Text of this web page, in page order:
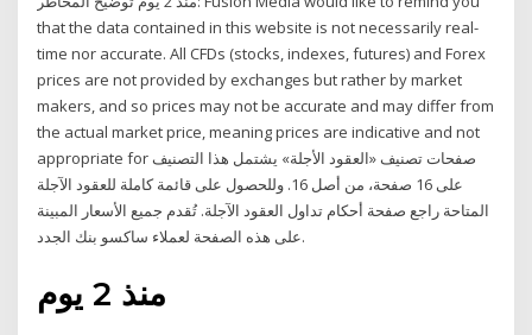
that the data contained in this website is not necessarily real-
time nor accurate. All CFDs (stocks, indexes, futures) and Forex
prices are not provided by exchanges but rather by market
makers, and so prices may not be accurate and may differ from
the actual market price, meaning prices are indicative and not
appropriate for صفحات تصنيف «العقود الأجلة» يشتمل هذا التصنيف
على 16 صفحة، من أصل 16. وللحصول على قائمة كاملة للعقود الآجلة
المتاحة راجع صفحة أحكام تداول العقود الآجلة. تُقدم جميع الأسعار المبينة
على هذه الصفحة لعملاء ساكسو بنك الجدد.
منذ 2 يوم